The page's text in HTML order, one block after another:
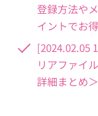
登録方法や
イントでお
[2024.02.05
リアファイ
詳細まとめ＞